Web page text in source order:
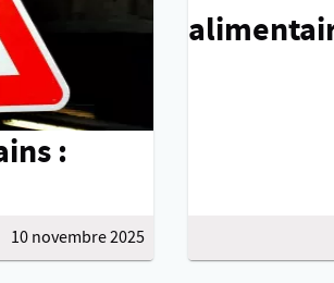
:
10 novembre 2025